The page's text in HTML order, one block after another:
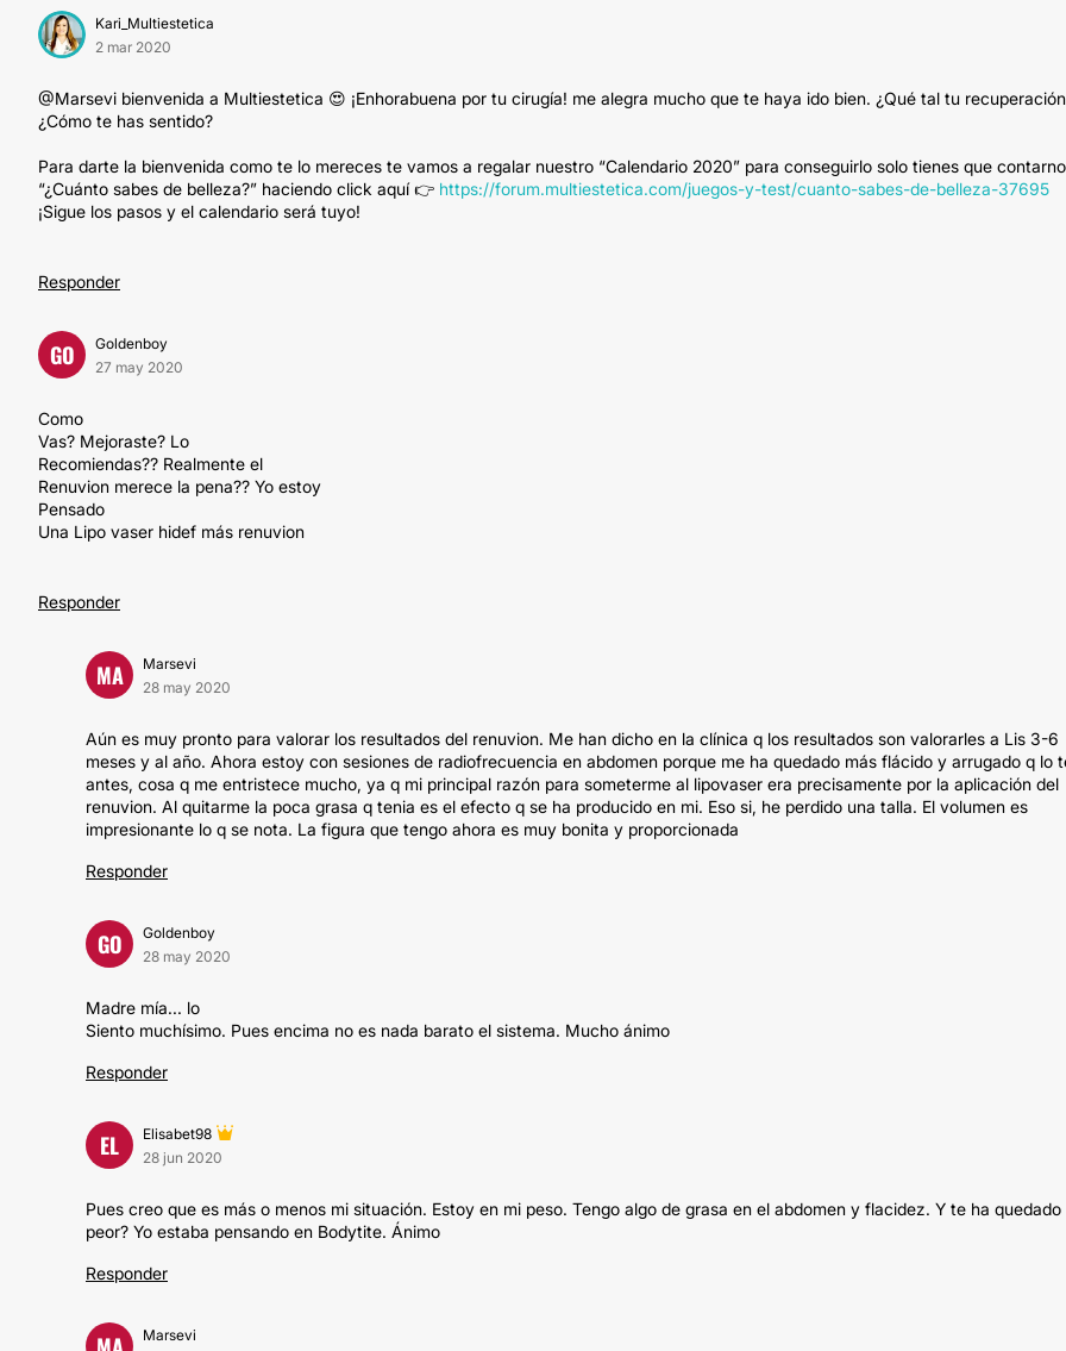
Kari_Multiestetica
2 mar 2020
@Marsevi bienvenida a Multiestetica 😍 ¡Enhorabuena por tu cirugía! me alegra mucho que te haya ido bien. ¿Qué tal tu
¿Cómo te has sentido?
Para darte la bienvenida como te lo mereces te vamos a regalar nuestro “Calendario 2020” para conseguirlo solo tienes que
“¿Cuánto sabes de belleza?” haciendo click aquí 👉 https://forum.multiestetica.com/juegos-y-test/cuanto-sabes-de-belleza-37695
¡Sigue los pasos y el calendario será tuyo!
Responder
GO
Goldenboy
27 may 2020
Como
Vas? Mejoraste? Lo
Recomiendas?? Realmente el
Renuvion merece la pena?? Yo estoy
Pensado
Una Lipo vaser hidef más renuvion
Responder
MA
Marsevi
28 may 2020
Aún es muy pronto para valorar los resultados del renuvion. Me han dicho en la clínica q los resultados son valorarles a Lis 3-6
meses y al año. Ahora estoy con sesiones de radiofrecuencia en abdomen porque me ha quedado más flácido y arrugado q lo
antes, cosa q me entristece mucho, ya q mi principal razón para someterme al lipovaser era precisamente por la aplicación del
renuvion. Al quitarme la poca grasa q tenia es el efecto q se ha producido en mi. Eso si, he perdido una talla. El volumen es
impresionante lo q se nota. La figura que tengo ahora es muy bonita y proporcionada
Responder
GO
Goldenboy
28 may 2020
Madre mía... lo
Siento muchísimo. Pues encima no es nada barato el sistema. Mucho ánimo
Responder
EL
Elisabet98
28 jun 2020
Pues creo que es más o menos mi situación. Estoy en mi peso. Tengo algo de grasa en el abdomen y flacidez. Y te ha quedado
peor? Yo estaba pensando en Bodytite. Ánimo
Responder
Marsevi